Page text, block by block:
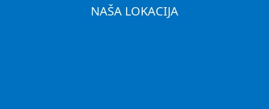
NAŠA LOKACIJA